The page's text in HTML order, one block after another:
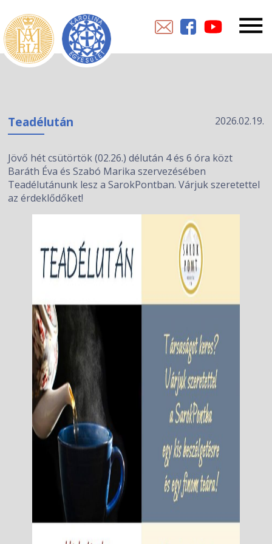
Teadélután 2026.02.19.
Jövő hét csütörtök (02.26.) délután 4 és 6 óra közt
Baráth Éva és Szabó Marika szervezésében
Teadélutánunk lesz a SarokPontban. Várjuk szeretettel
az érdeklődőket!